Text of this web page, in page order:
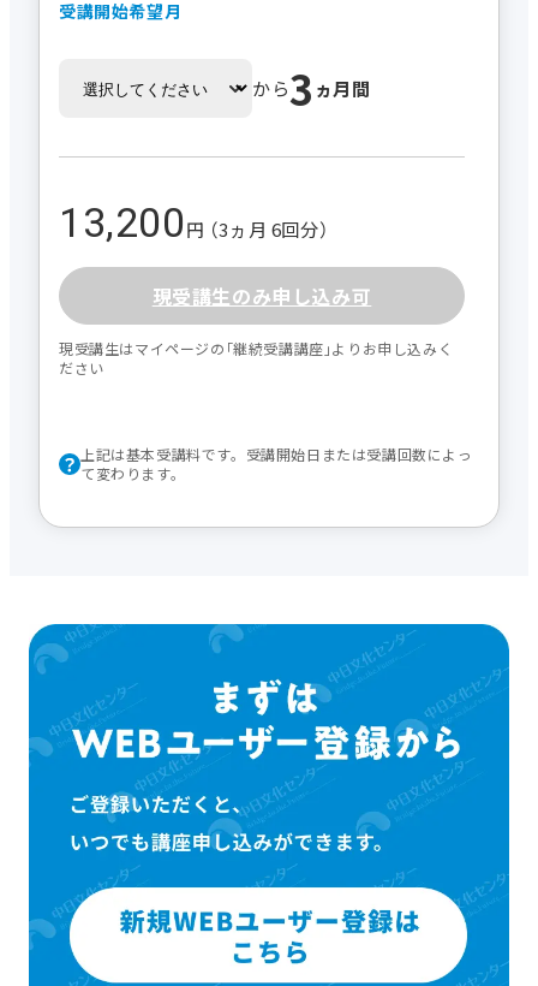
受講開始希望月
から3 ヵ月間
13,200円 （3ヵ月 6回分）
現受講生のみ申し込み可
現受講生はマイページの｢継続受講講座｣よりお申し込みく
ださい
上記は基本受講料です。受講開始日または受講回数によっ
て変わります。